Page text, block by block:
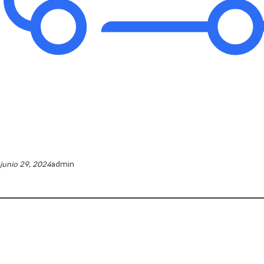
junio 29, 2024admin